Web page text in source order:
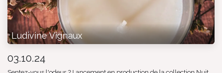
Ludivine Vignaux
03.10.24